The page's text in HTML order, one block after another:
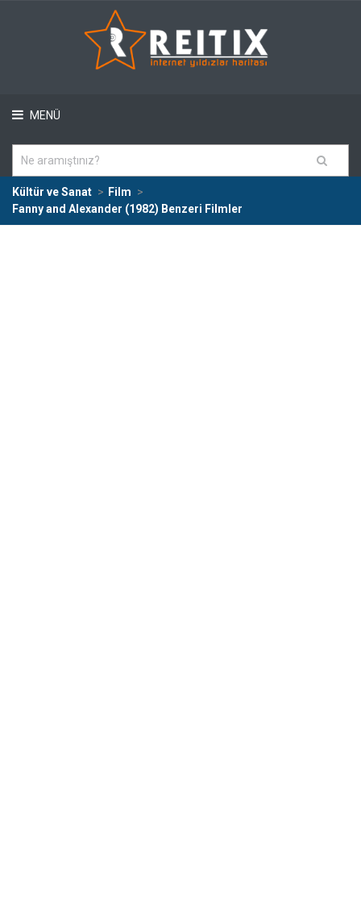
MENÜ
Kültür ve Sanat
Film
Fanny and Alexander (1982) Benzeri Filmler